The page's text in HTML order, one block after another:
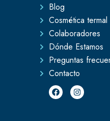
Blog
Cosmética termal
Colaboradores
Dónde Estamos
Preguntas
Contacto